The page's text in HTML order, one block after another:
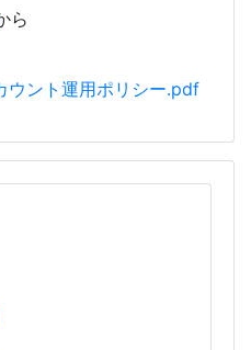
ら
ウント運用ポリシー.pdf